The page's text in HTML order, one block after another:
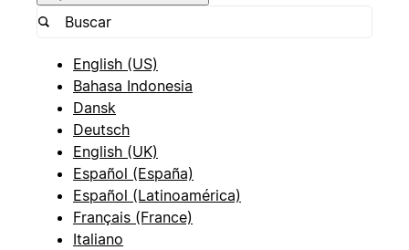
English (US)
Bahasa Indonesia
Dansk
Deutsch
English (UK)
Español (España)
Español (Latinoamérica)
Français (France)
Italiano